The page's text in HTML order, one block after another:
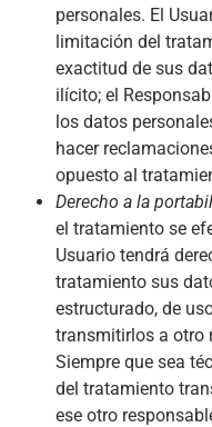
personales. El
limitación del
exactitud de sus
ilícito; el
los datos
hacer
opuesto al
Derecho a la
el tratamiento se
Usuario tendrá
tratamiento sus
estructurado, de
transmitirlos a otro
Siempre que sea
del tratamiento
ese otro